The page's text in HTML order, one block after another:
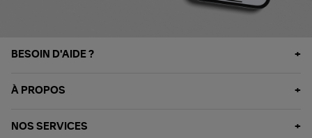
BESOIN D'AIDE ?
À PROPOS
NOS SERVICES